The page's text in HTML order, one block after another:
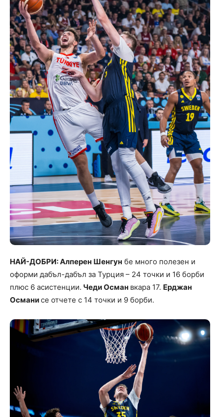
НАЙ-ДОБРИ: Алперен Шенгун бе много полезен и
оформи дабъл-дабъл за Турция – 24 точки и 16 борби
плюс 6 асистенции. Чеди Осман вкара 17. Ерджан
Османисе отчете с 14 точки и 9 борби.